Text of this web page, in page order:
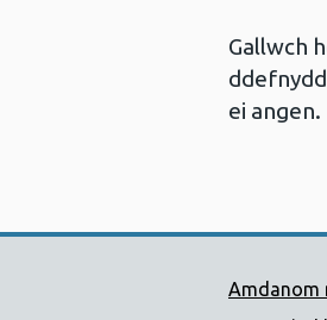
Gallwch
ei angen.
Dolenni Amdanom